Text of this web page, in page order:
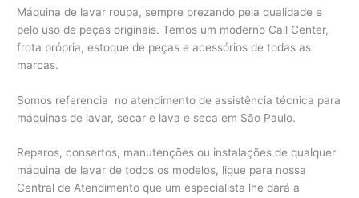
Máquina de lavar roupa, sempre prezando pela qualidade e
pelo uso de peças originais. Temos um moderno Call Center,
frota própria, estoque de peças e acessórios de todas as
marcas.
Somos referencia no atendimento de assistência técnica para
máquinas de lavar, secar e lava e seca em São Paulo.
Reparos, consertos, manutenções ou instalações de qualquer
máquina de lavar de todos os modelos, ligue para nossa
Central de Atendimento que um especialista lhe dará a